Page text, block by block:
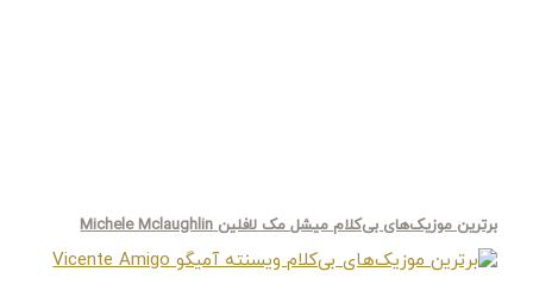
برترین موزیک‌های بی‌کلام میشل مک لافلین Michele Mclaughlin